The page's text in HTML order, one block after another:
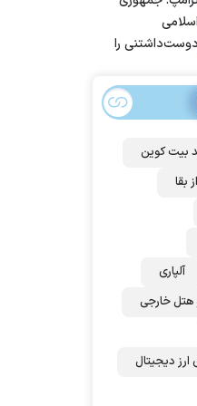
عربستان و آمریکا
شد
اسلامی
دوست‌داشتنی را
بزرگ‌ترین
آماده بودیم
درست
است؟
بیت کوین
بقا
آلپاری
هتل خارجی
دیجیتال